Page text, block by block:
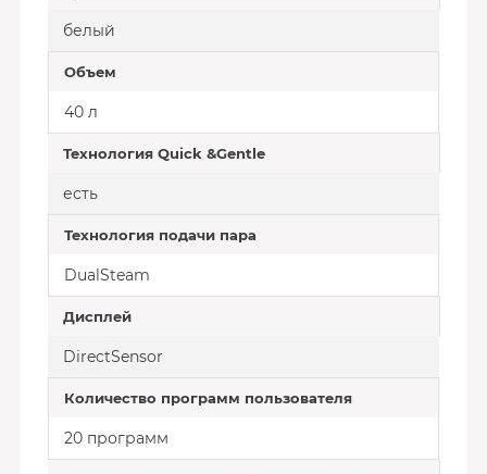
белый
Объем
40 л
Технология Quick &Gentle
есть
Технология подачи пара
DualSteam
Дисплей
DirectSensor
Количество программ пользователя
20 программ